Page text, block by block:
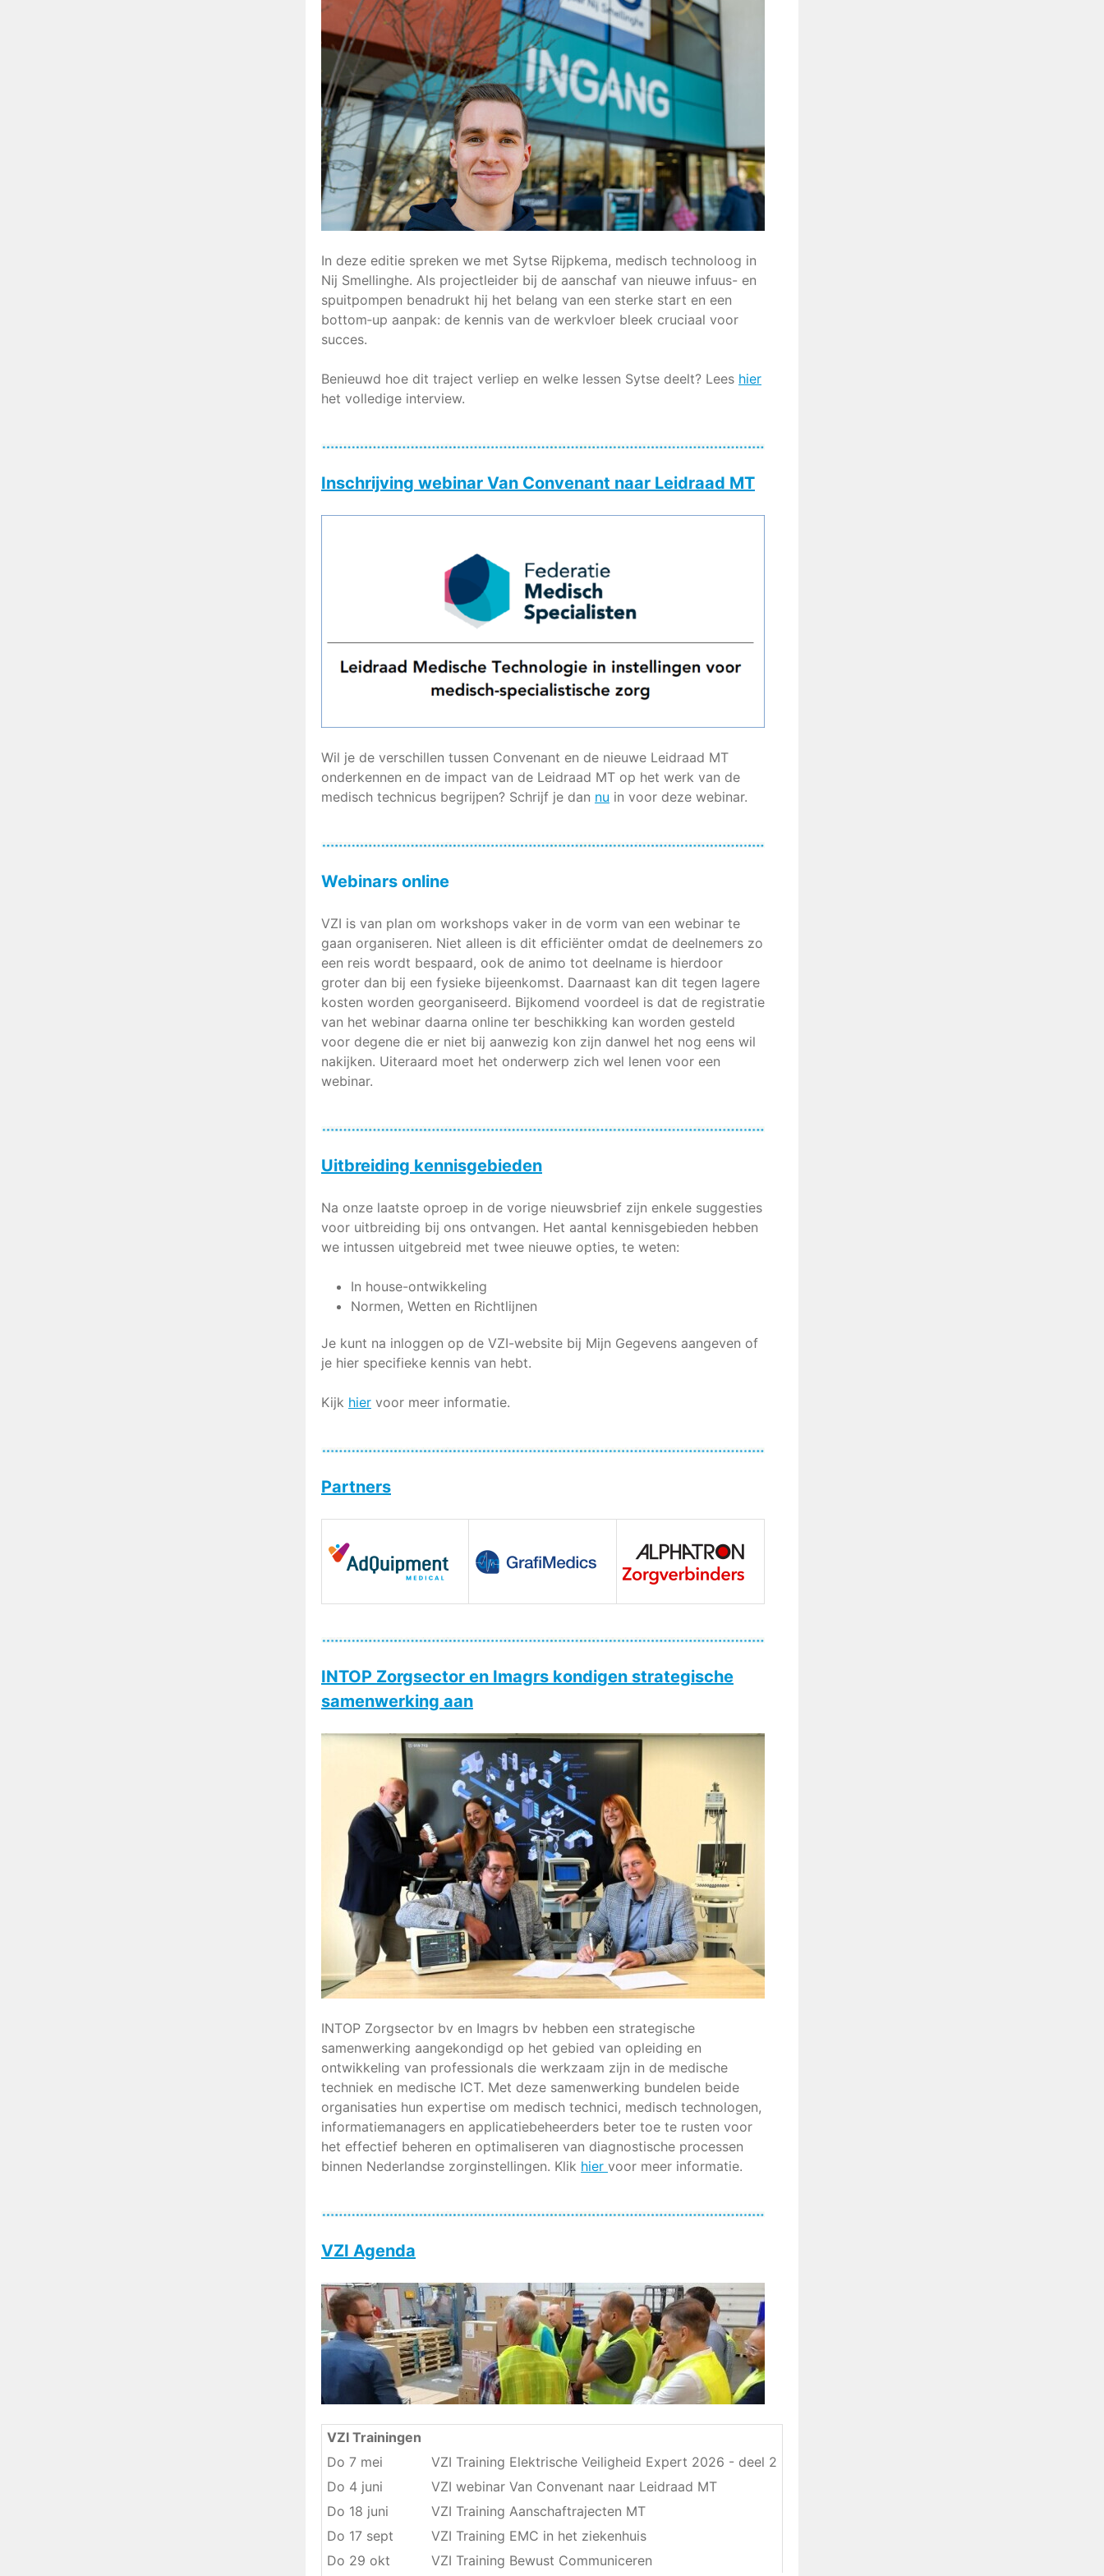
In deze editie spreken we met Sytse Rijpkema, medisch technoloog in
Nij Smellinghe. Als projectleider bij de aanschaf van nieuwe infuus- en
spuitpompen benadrukt hij het belang van een sterke start en een
bottom‑up aanpak: de kennis van de werkvloer bleek cruciaal voor
succes.
Benieuwd hoe dit traject verliep en welke lessen Sytse deelt? Lees hier
het volledige interview.
Inschrijving webinar Van Convenant naar Leidraad MT
Wil je de verschillen tussen Convenant en de nieuwe Leidraad MT
onderkennen en de impact van de Leidraad MT op het werk van de
medisch technicus begrijpen? Schrijf je dan nu in voor deze webinar.
Webinars online
VZI is van plan om workshops vaker in de vorm van een webinar te
gaan organiseren. Niet alleen is dit efficiënter omdat de deelnemers zo
een reis wordt bespaard, ook de animo tot deelname is hierdoor
groter dan bij een fysieke bijeenkomst. Daarnaast kan dit tegen lagere
kosten worden georganiseerd. Bijkomend voordeel is dat de registratie
van het webinar daarna online ter beschikking kan worden gesteld
voor degene die er niet bij aanwezig kon zijn danwel het nog eens wil
nakijken. Uiteraard moet het onderwerp zich wel lenen voor een
webinar.
Uitbreiding kennisgebieden
Na onze laatste oproep in de vorige nieuwsbrief zijn enkele suggesties
voor uitbreiding bij ons ontvangen. Het aantal kennisgebieden hebben
we intussen uitgebreid met twee nieuwe opties, te weten:
In house-ontwikkeling
Normen, Wetten en Richtlijnen
Je kunt na inloggen op de VZI-website bij Mijn Gegevens aangeven of
je hier specifieke kennis van hebt.
Kijk hier voor meer informatie.
Partners
INTOP Zorgsector en Imagrs kondigen strategische
samenwerking aan
INTOP Zorgsector bv en Imagrs bv hebben een strategische
samenwerking aangekondigd op het gebied van opleiding en
ontwikkeling van professionals die werkzaam zijn in de medische
techniek en medische ICT. Met deze samenwerking bundelen beide
organisaties hun expertise om medisch technici, medisch technologen,
informatiemanagers en applicatiebeheerders beter toe te rusten voor
het effectief beheren en optimaliseren van diagnostische processen
binnen Nederlandse zorginstellingen. Klik hier voor meer informatie.
VZI Agenda
VZI Trainingen
Do 7 mei
VZI Training Elektrische Veiligheid Expert 2026 - deel 2
Do 4 juni
VZI webinar Van Convenant naar Leidraad MT
Do 18 juni
VZI Training Aanschaftrajecten MT
Do 17 sept
VZI Training EMC in het ziekenhuis
Do 29 okt
VZI Training Bewust Communiceren